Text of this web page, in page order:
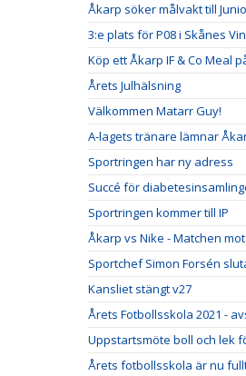
Åkarp söker målvakt till
3:e plats för P08 i Skånes
Köp ett Åkarp IF & Co Meal
Årets Julhälsning
Välkommen Matarr Guy!
A-lagets tränare lämnar
Sportringen har ny adress
Succé för
Sportringen kommer till IP
Åkarp vs Nike - Matchen
Sportchef Simon Forsén
Kansliet stängt v27
Årets Fotbollsskola 2021 -
Uppstartsmöte boll och lek
Årets fotbollsskola är nu